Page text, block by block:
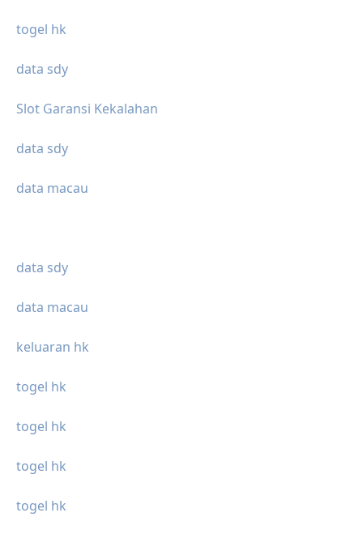
togel hk
data sdy
Slot Garansi Kekalahan
data sdy
data macau
data sdy
data macau
keluaran hk
togel hk
togel hk
togel hk
togel hk